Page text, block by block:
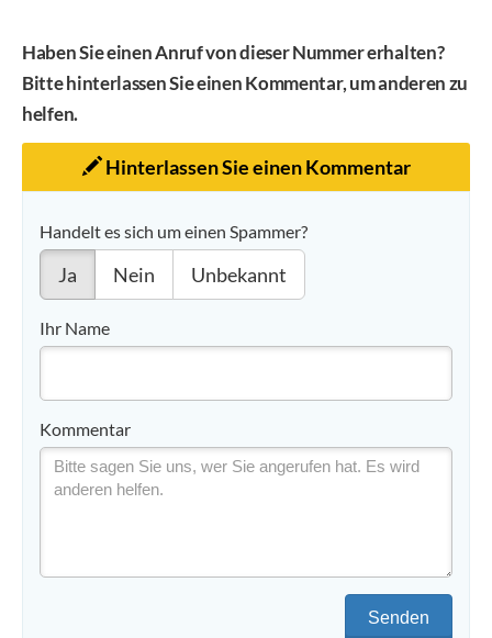
Haben Sie einen Anruf von dieser Nummer erhalten?
Bitte hinterlassen Sie einen Kommentar, um anderen zu
helfen.
Hinterlassen Sie einen Kommentar
Handelt es sich um einen Spammer?
Ja Nein Unbekannt
Ihr Name
Kommentar
Senden